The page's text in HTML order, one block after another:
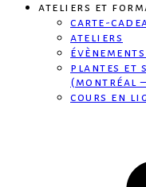
ateliers et
carte-
ateliers
plantes et
(montréal
cours en